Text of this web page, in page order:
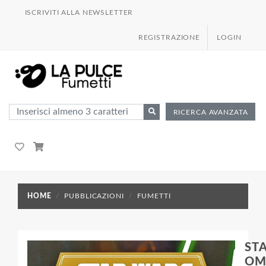
ISCRIVITI ALLA NEWSLETTER
REGISTRAZIONE LOGIN
RICERCA AVANZATA
HOME PUBBLICAZIONI FUMETTI